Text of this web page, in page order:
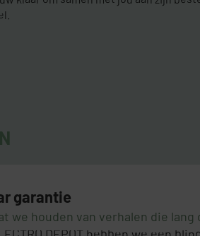
garantie
we houden van verhalen die lang